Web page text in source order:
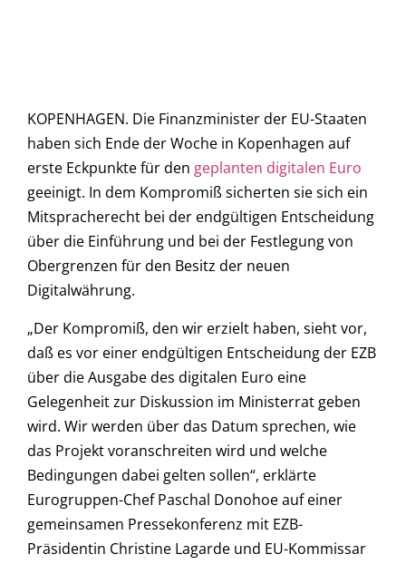
KOPENHAGEN. Die Finanzminister der EU-Staaten
haben sich Ende der Woche in Kopenhagen auf
erste Eckpunkte für den geplanten digitalen Euro
geeinigt. In dem Kompromiß sicherten sie sich ein
Mitspracherecht bei der endgültigen Entscheidung
über die Einführung und bei der Festlegung von
Obergrenzen für den Besitz der neuen
Digitalwährung.
„Der Kompromiß, den wir erzielt haben, sieht vor,
daß es vor einer endgültigen Entscheidung der EZB
über die Ausgabe des digitalen Euro eine
Gelegenheit zur Diskussion im Ministerrat geben
wird. Wir werden über das Datum sprechen, wie
das Projekt voranschreiten wird und welche
Bedingungen dabei gelten sollen“, erklärte
Eurogruppen-Chef Paschal Donohoe auf einer
gemeinsamen Pressekonferenz mit EZB-
Präsidentin Christine Lagarde und EU-Kommissar